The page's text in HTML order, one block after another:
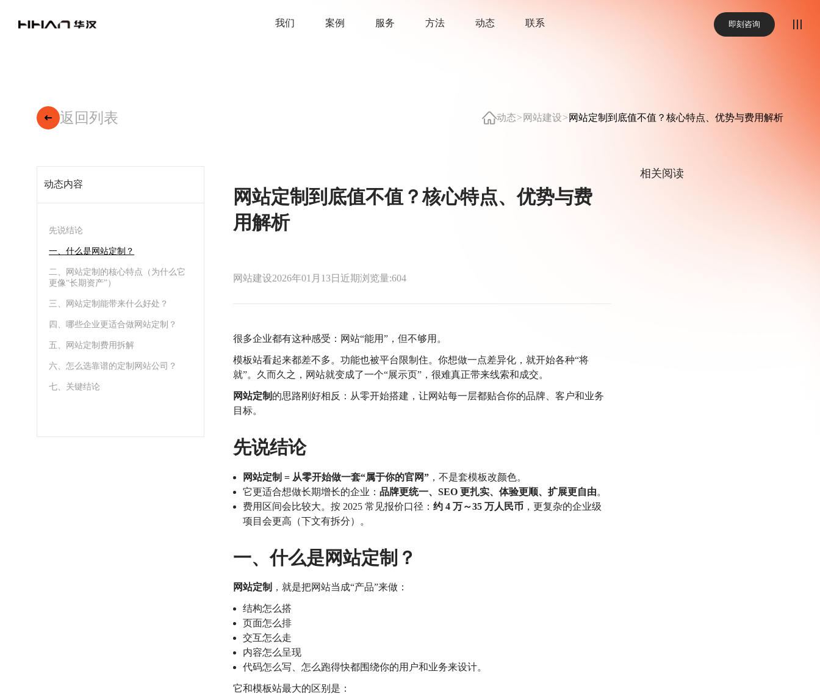
我们 案例 服务 方法 动态 联系 即刻咨询
返回列表 动态> 网站建设> 网站定制到底值不值？核心特点、优势与费用解析
动态内容
先说结论
一、什么是网站定制？
二、网站定制的核心特点（为什么它
更像“长期资产”）
三、网站定制能带来什么好处？
四、哪些企业更适合做网站定制？
五、网站定制费用拆解
六、怎么选靠谱的定制网站公司？
七、关键结论
网站定制到底值不值？核心特点、优势与费
用解析
网站建设2026年01月13日 近期浏览量:604
很多企业都有这种感受： 网站“能用”，但不够用。
模板站看起来都差不多。功能也被平台限制住。 你想做一点差异化，就开始各种“将
就”。 久而久之，网站就变成了一个“展示页”，很难真正带来线索和成交。
网站定制 的思路刚好相反： 从零开始搭建，让网站每一层都贴合你的品牌、客户和业务
目标。
先说结论
网站定制 = 从零开始做一套“属于你的官网”，不是套模板改颜色。
它更适合想做长期增长的企业： 品牌更统一、SEO 更扎实、体验更顺、扩展更自由。
费用区间会比较大。按 2025 常见报价口径： 约 4 万～35 万人民币 ，更复杂的企业级
项目会更高（下文有拆分）。
一、什么是网站定制？
网站定制 ，就是把网站当成“产品”来做：
结构怎么搭
页面怎么排
交互怎么走
内容怎么呈现
代码怎么写、怎么跑得快都围绕你的用户和业务来设计。
它和模板站最大的区别是：
相关阅读